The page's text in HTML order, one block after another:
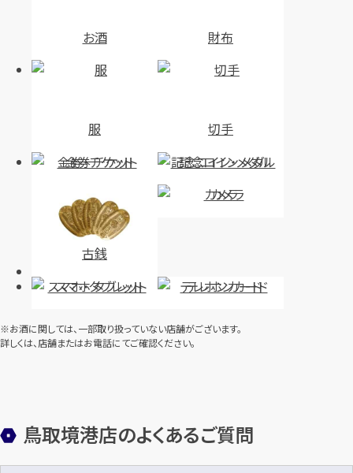
お酒 財布
服
切手
金券・チケット
記念コイン・メダル
古銭
カメラ
スマホ・タブレット テレホンカード
※お酒に関しては、一部取り扱っていない店舗がございます。
詳しくは、店舗またはお電話にてご確認ください。
鳥取境港店のよくあるご質問